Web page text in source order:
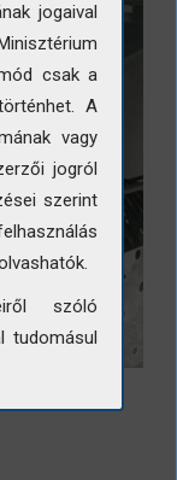
jogaival
csak a
A
vagy
jogról
szerint
szóló
tudomásul